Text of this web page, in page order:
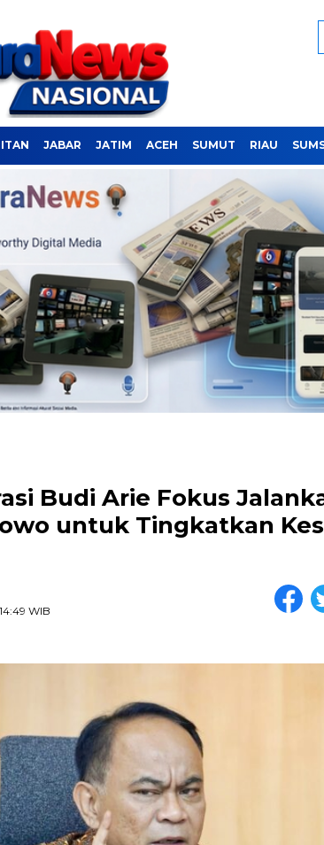
JABAR JATIM ACEH SUMUT RIAU
Budi Arie Fokus
untuk Tingkatkan
WIB